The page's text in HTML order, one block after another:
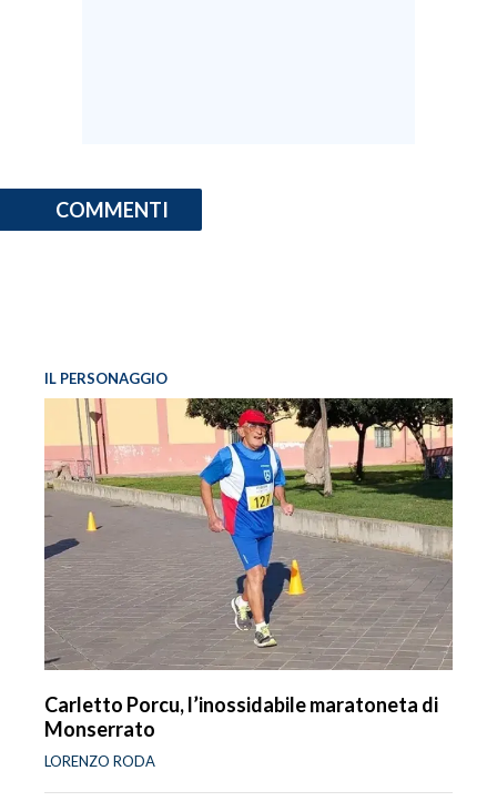
COMMENTI
IL PERSONAGGIO
Carletto Porcu, l’inossidabile maratoneta di
Monserrato
LORENZO RODA